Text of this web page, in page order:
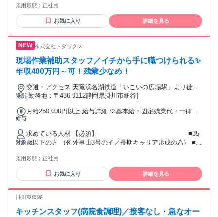
りたい方 【こんな方にピッタリ】 ・人と接することが好きな
方 ・正社員として長く働きたい方 ・誰かを支える仕事に興味
がある方 ・未経験から新しい仕事に挑戦したい方 ・土日祝休
安定企業で腰を据えて働きたい方 年齢の条件と理由：あり
（例外事由1号・65歳未満（定年のため））
雇用形態： 正社員
お気に入り 詳細を見る
株式会社トダックス
現場作業補助スタッフ／イチから手に職つけられる✨
年収400万円～可！残業少なめ！
場所
交通・アクセス 天竜浜名湖鉄道「いこいの広場駅」より徒歩1
分／車通勤OK
[勤務地：〒436-0112静岡県掛川市細谷]
給与
月給250,000円以上 給与詳細 ※基本給・固定残業代・一律手
月あたり5万1000円（固定残業時間：1ヶ月あたり34時間） 固
定残業時間を超えた勤務時間については別途残業代を支給す
る 【一律手当】 全員に一律で支払われる通勤・皆勤・家族手
当金額：なし 全員に一律で支払われるその他手当金額：あり
務改善手当6000円含む。 ■昇給あり ■賞与年2回あり （前年度
実績：平均2.5ヶ月分） ■交通費規定支給 ■資格手当支給
対象
求めている人材 【必須】―――――――――――――― ■35
歳以下の方 （例外事由3号のイ／長期キャリア形成の為） ■要
⭐業界未経験歓迎 ⭐職種未経験歓迎 現場作業員や土木作業
員、工事・解体・ 建設業などでの経験は不問！ フォークリフ
トやその他専門的な資格も 必要ありません♪ ＜活躍中のスタ
界 ★リフト作業や倉庫内作業 ★接客などの飲食店やサービス
ト・パートではなく正社員として 安定して働ける環境♪ ハロ
雇用形態： 正社員
お気に入り 詳細を見る
掛川東病院
キッチンスタッフ(病院食調理)／接客なし・急なオー